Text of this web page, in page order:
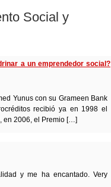
Social y
a un emprendedor social?
Yunus con su Grameen Bank
recibió ya en 1998 el
en 2006, el Premio […]
y me ha encantado. Very